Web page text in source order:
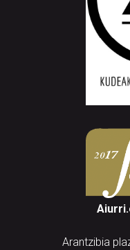
Arantzibia